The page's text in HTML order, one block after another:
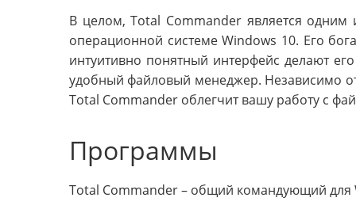
В целом, Total Commander является
операционной системе Windows 10. Его
интуитивно понятный интерфейс делают
удобный файловый менеджер. Независимо
Total Commander облегчит вашу работу с
Программы
Total Commander – общий командующий для